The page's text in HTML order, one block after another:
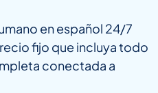
en español 24/7
fijo que incluya todo
conectada a